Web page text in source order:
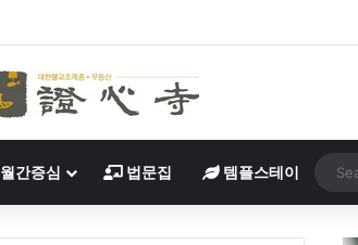
월간증심 법문집 템플스테이